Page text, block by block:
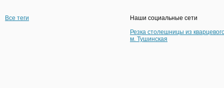
Все теги
Наши социальные сети
Резка столешницы из
м. Тушинская